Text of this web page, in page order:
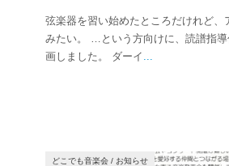
弦楽器を習い始めたところだけれど、
みたい。 …という方向けに、読譜指導
画しました。 ダーイ ...
どこでも音楽会 / お知らせ